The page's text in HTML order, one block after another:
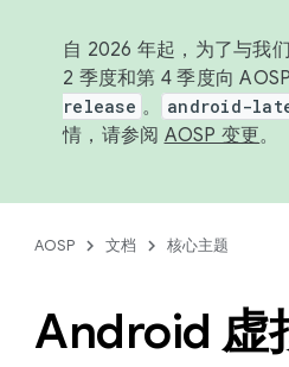
自 2026 年起，为了与我
2 季度和第 4 季度向
release 。 android-
情，请参阅 AOSP 变更。
AOSP 文档 核心主题
Android 虚